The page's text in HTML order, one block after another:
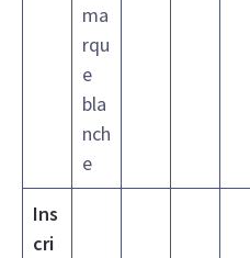
ma
rqu
e
bla
nch
e
Ins
cri